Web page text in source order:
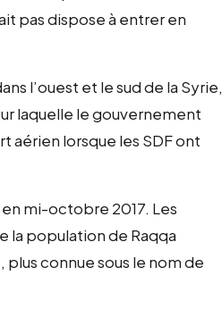
pas dispose à entrer en
l’ouest et le sud de la Syrie,
laquelle le gouvernement
aérien lorsque les SDF ont
mi-octobre 2017. Les
la population de Raqqa
connue sous le nom de